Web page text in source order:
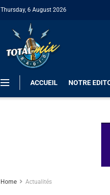
Thursday, 6 August 2026
ACCUEIL NOTRE
Home Actualités